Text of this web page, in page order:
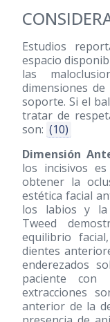
Estudios
espacio
las
dimensiones
soporte. Si el
tratar de
son: (10)
Dimensión
los incisivos
obtener la
estética facial
los labios y la
Tweed
equilibrio
dientes
enderezados
paciente con
extracciones
anterior de la